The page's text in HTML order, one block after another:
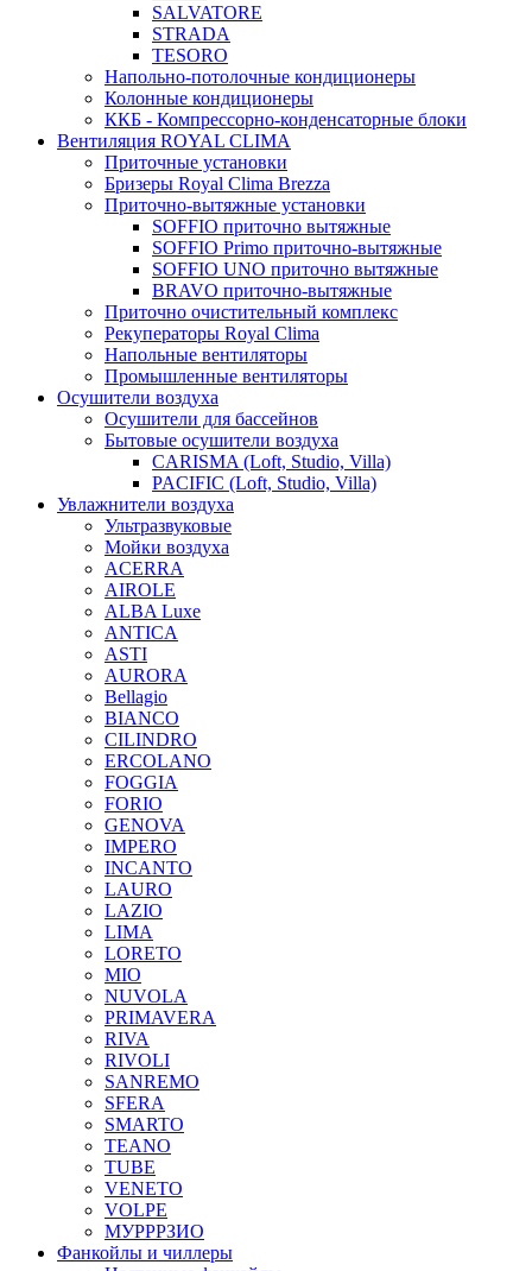
SALVATORE
STRADA
TESORO
Напольно-потолочные кондиционеры
Колонные кондиционеры
ККБ - Компрессорно-конденсаторные блоки
Вентиляция ROYAL CLIMA
Приточные установки
Бризеры Royal Clima Brezza
Приточно-вытяжные установки
SOFFIO приточно вытяжные
SOFFIO Primo приточно-вытяжные
SOFFIO UNO приточно вытяжные
BRAVO приточно-вытяжные
Приточно очистительный комплекс
Рекуператоры Royal Clima
Напольные вентиляторы
Промышленные вентиляторы
Осушители воздуха
Осушители для бассейнов
Бытовые осушители воздуха
CARISMA (Loft, Studio, Villa)
PACIFIC (Loft, Studio, Villa)
Увлажнители воздуха
Ультразвуковые
Мойки воздуха
ACERRA
AIROLE
ALBA Luxe
ANTICA
ASTI
AURORA
Bellagio
BIANCO
CILINDRO
ERCOLANO
FOGGIA
FORIO
GENOVA
IMPERO
INCANTO
LAURO
LAZIO
LIMA
LORETO
MIO
NUVOLA
PRIMAVERA
RIVA
RIVOLI
SANREMO
SFERA
SMARTO
TEANO
TUBE
VENETO
VOLPE
МУРРРЗИО
Фанкойлы и чиллеры